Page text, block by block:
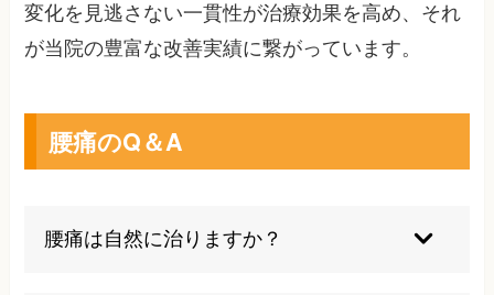
変化を見逃さない一貫性が治療効果を高め、それ
が当院の豊富な改善実績に繋がっています。
腰痛のQ＆A
腰痛は自然に治りますか？